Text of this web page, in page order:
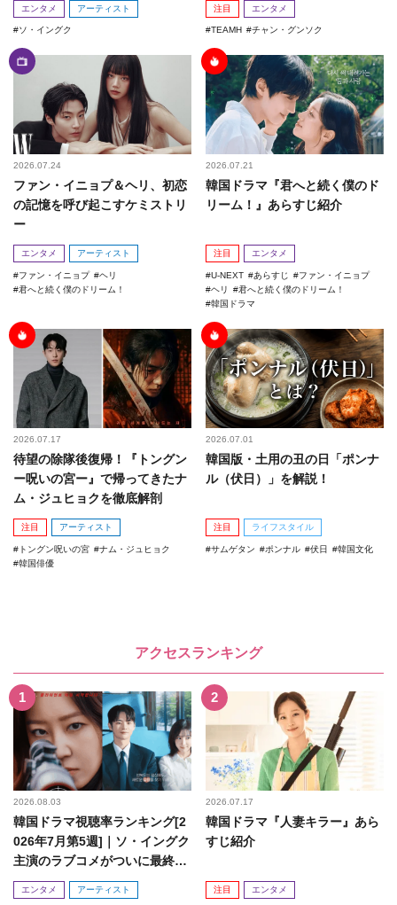
エンタメ アーティスト
ソ・イングク
注目 エンタメ
TEAMH チャン・グンソク
2026.07.24
ファン・イニョプ＆ヘリ、初恋
の記憶を呼び起こすケミストリ
ー
エンタメ アーティスト
ファン・イニョプ
ヘリ
君へと続く僕のドリーム！
2026.07.21
韓国ドラマ『君へと続く僕のド
リーム！』あらすじ紹介
注目 エンタメ
U-NEXT あらすじ
ファン・イニョプ
ヘリ
君へと続く僕のドリーム！
韓国ドラマ
2026.07.17
待望の除隊後復帰！『トングン
ー呪いの宮ー』で帰ってきたナ
ム・ジュヒョクを徹底解剖
注目 アーティスト
トングン呪いの宮
ナム・ジュヒョク
韓国俳優
2026.07.01
韓国版・土用の丑の日「ポンナ
ル（伏日）」を解説！
注目 ライフスタイル
サムゲタン ポンナル 伏日 韓国文化
アクセスランキング
2026.08.03
韓国ドラマ視聴率ランキング[2
026年7月第5週]｜ソ・イングク
主演のラブコメがついに最終
回！
エンタメ アーティスト
2026.07.17
韓国ドラマ『人妻キラー』あら
すじ紹介
注目 エンタメ